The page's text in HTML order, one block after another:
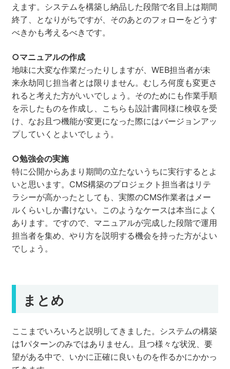
えます。システムを構築し納品した段階で名目上は期間
終了、となりがちですが、そのあとのフォローをどうす
べきかも考えるべきです。
○マニュアルの作成
地味に大変な作業だったりしますが、WEB担当者が未
来永劫同じ担当者とは限りません。むしろ何度も変更さ
れると考えた方がいいでしょう。そのためにも作業手順
を示したものを作成し、こちらも設計書同様に検収を受
け、なお且つ機能が変更になった際にはバージョンアッ
プしていくとよいでしょう。
○勉強会の実施
特に公開からあまり期間の立たないうちに実行するとよ
いと思います。CMS構築のプロジェクト担当者はリテ
ラシーが高かったとしても、実際のCMS作業者はメー
ルくらいしか書けない。このようなケースは本当によく
あります。ですので、マニュアルが完成した段階で運用
担当者を集め、やり方を説明する機会を持った方がよい
でしょう。
まとめ
ここまでいろいろと説明してきました。システムの構築
は1パターンのみではありません。且つ様々な状況、要
望がある中で、いかに正確に良いものを作るかにかかっ